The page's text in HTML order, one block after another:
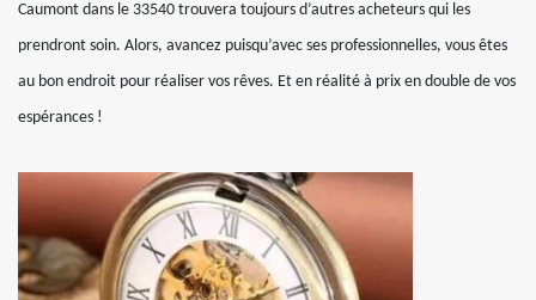
Caumont dans le 33540 trouvera toujours d’autres acheteurs qui les
prendront soin. Alors, avancez puisqu’avec ses professionnelles, vous êtes
au bon endroit pour réaliser vos rêves. Et en réalité à prix en double de vos
espérances !